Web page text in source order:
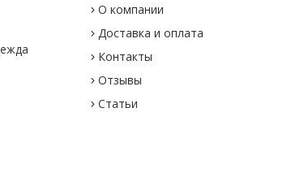
О компании
Доставка и оплата
Контакты
Отзывы
Статьи